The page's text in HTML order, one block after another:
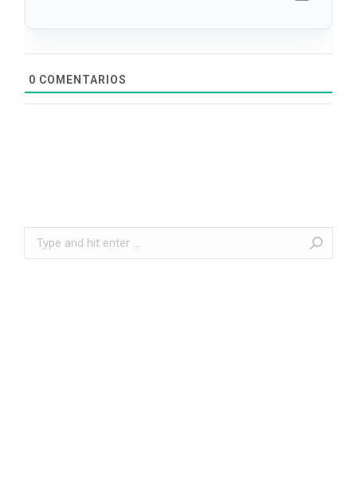
0 COMENTARIOS
Search: